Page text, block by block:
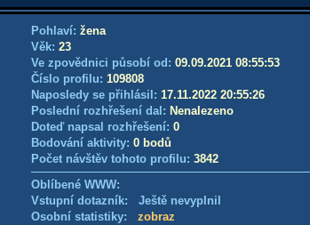
Pohlaví: žena
Věk: 23
Ve zpovědnici působí od: 09.09.2021 08:55:53
Číslo profilu: 109808
Naposledy se přihlásil: 17.11.2022 20:55:26
Poslední rozhřešení dal: Nenalezeno
Doteď napsal rozhřešení: 0
Bodování aktivity: 0 bodů
Počet návštěv tohoto profilu: 3842
Oblíbené WWW:
Vstupní dotazník: Ještě nevyplnil
Osobní statistiky: zobraz